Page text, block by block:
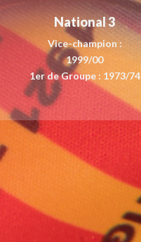
National 3
Vice-champion :
1999/00
1er de Groupe : 1973/74